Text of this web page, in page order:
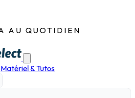
AU QUOTIDIEN
Matériel & Tutos